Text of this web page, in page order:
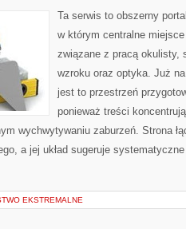
Ta serwis to obszerny
w którym centralne
związane z pracą okulisty,
wzroku oraz optyka. Już
jest to przestrzeń
ponieważ treści
wychwytywaniu zaburzeń. Strona
a jej układ sugeruje
EKSTREMALNE